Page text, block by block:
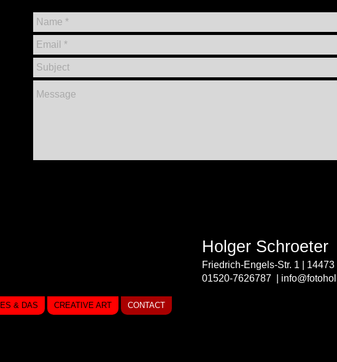
Holger Schroeter
Friedrich-Engels-Str. 1 |
01520-7626787 |
& DAS CREATIVE ART CONTACT